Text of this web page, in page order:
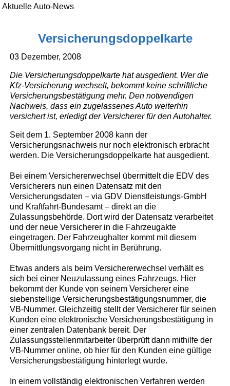
Aktuelle Auto-News
Versicherungsdoppelkarte
03 Dezember, 2008
Die Versicherungsdoppelkarte hat ausgedient. Wer die
Kfz-Versicherung wechselt, bekommt keine schriftliche
Versicherungsbestätigung mehr. Den notwendigen
Nachweis, dass ein zugelassenes Auto weiterhin
versichert ist, erledigt der Versicherer für den Autohalter.
Seit dem 1. September 2008 kann der
Versicherungsnachweis nur noch elektronisch erbracht
werden. Die Versicherungsdoppelkarte hat ausgedient.
Bei einem Versichererwechsel übermittelt die EDV des
Versicherers nun einen Datensatz mit den
Versicherungsdaten – via GDV Dienstleistungs-GmbH
und Kraftfahrt-Bundesamt – direkt an die
Zulassungsbehörde. Dort wird der Datensatz verarbeitet
und der neue Versicherer in die Fahrzeugakte
eingetragen. Der Fahrzeughalter kommt mit diesem
Übermittlungsvorgang nicht in Berührung.
Etwas anders als beim Versichererwechsel verhält es
sich bei einer Neuzulassung eines Fahrzeugs. Hier
bekommt der Kunde von seinem Versicherer eine
siebenstellige Versicherungsbestätigungsnummer, die
VB-Nummer. Gleichzeitig stellt der Versicherer für seinen
Kunden eine elektronische Versicherungsbestätigung in
einer zentralen Datenbank bereit. Der
Zulassungsstellenmitarbeiter überprüft dann mithilfe der
VB-Nummer online, ob hier für den Kunden eine gültige
Versicherungsbestätigung hinterlegt wurde.
In einem vollständig elektronischen Verfahren werden